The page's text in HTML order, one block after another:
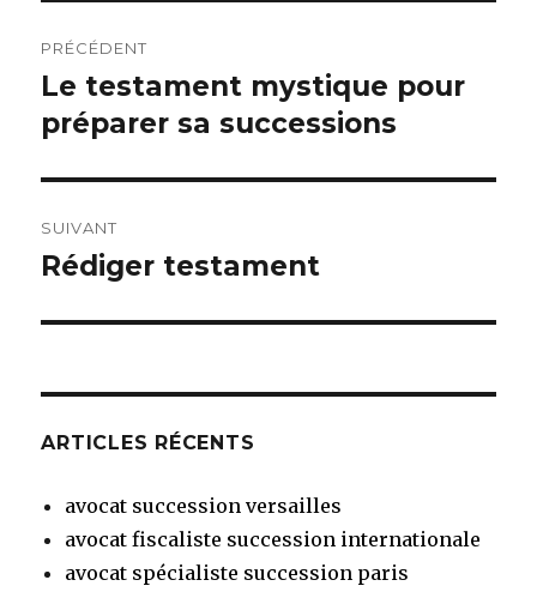
de
l’article
PRÉCÉDENT
Article
précédent :
Le testament mystique pour
préparer sa successions
SUIVANT
Article
Rédiger testament
ARTICLES RÉCENTS
avocat succession versailles
avocat fiscaliste succession internationale
avocat spécialiste succession paris